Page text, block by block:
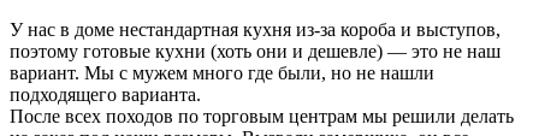
У нас в доме нестандартная кухня из-за короба и выступов,
поэтому готовые кухни (хоть они и дешевле) — это не наш
вариант. Мы с мужем много где были, но не нашли
подходящего варианта.
После всех походов по торговым центрам мы решили делать